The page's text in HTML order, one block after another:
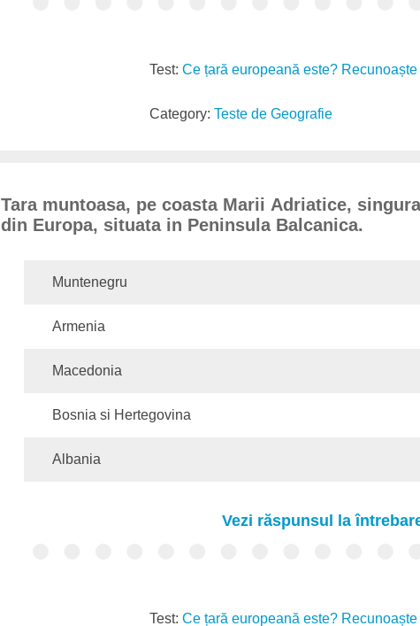
Test:Ce țară europeană este?
Category:Teste de Geografie
Tara muntoasa, pe coasta Marii Adriatice,
din Europa, situata in Peninsula Balcanica.
Muntenegru
Armenia
Macedonia
Bosnia si Hertegovina
Albania
Vezi răspunsul la
Test:Ce țară europeană este?